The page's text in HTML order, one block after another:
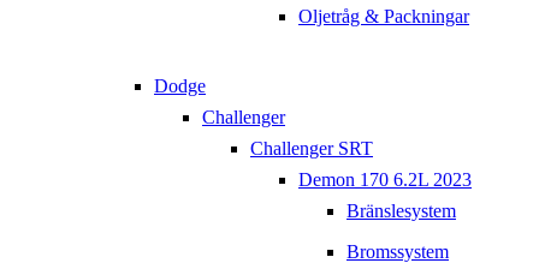
Oljetråg & Packningar
Dodge
Challenger
Challenger SRT
Demon 170 6.2L 2023
Bränslesystem
Bromssystem